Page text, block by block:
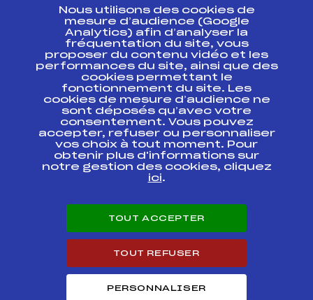
Ressources
Pass’Neige
Projet sportif fédéral
Projet de performance fédéral
Antidopage
Pôle Développement, Formation, Suivi
Scientifique
Listes ministérielles
Pôle vie de l’athlète
Enseignement professionnel
Carrières
Nous utilisons des cookies de
mesure d’audience (Google
Analytics) afin d’analyser la
fréquentation du site, vous
proposer du contenu vidéo et les
performances du site, ainsi que des
cookies permettant le
fonctionnement du site. Les
cookies de mesure d’audience ne
sont déposés qu’avec votre
consentement. Vous pouvez
accepter, refuser ou personnaliser
vos choix à tout moment. Pour
obtenir plus d'informations sur
notre gestion des cookies, cliquez
ici.
TOUT ACCEPTER
TOUT REFUSER
PERSONNALISER